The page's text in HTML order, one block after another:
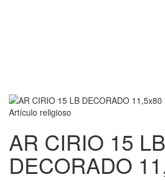
Artículo religioso
AR CIRIO 15 LB
DECORADO